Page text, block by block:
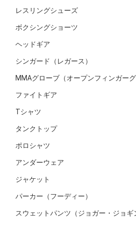
レスリングシューズ
ボクシングショーツ
ヘッドギア
シンガード（レガース）
MMAグローブ（オープンフィンガーグ
ファイトギア
Tシャツ
タンクトップ
ポロシャツ
アンダーウェア
ジャケット
パーカー（フーディー）
スウェットパンツ（ジョガー・ジョギ